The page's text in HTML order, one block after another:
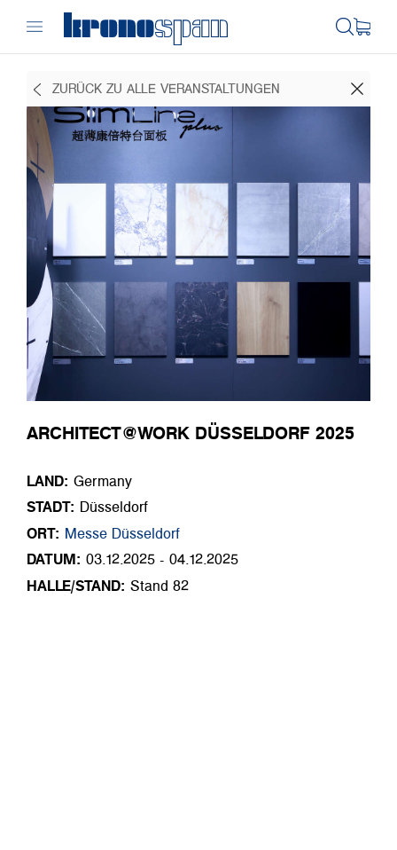
ZURÜCK ZU ALLE VERANSTALTUNGEN
ARCHITECT@WORK DÜSSELDORF 2025
LAND: Germany
STADT: Düsseldorf
ORT: Messe Düsseldorf
DATUM: 03.12.2025 - 04.12.2025
HALLE/STAND: Stand 82